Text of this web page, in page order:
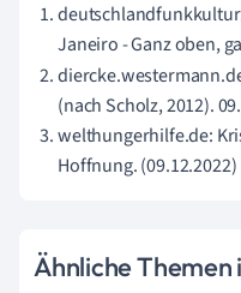
Janeiro - Ganz oben,
(nach Scholz, 2012).
welthungerhilfe.de:
Hoffnung. (09.12.2022)
Ähnliche